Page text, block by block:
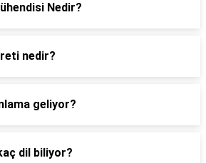
Nedir?
nedir?
geliyor?
dil biliyor?